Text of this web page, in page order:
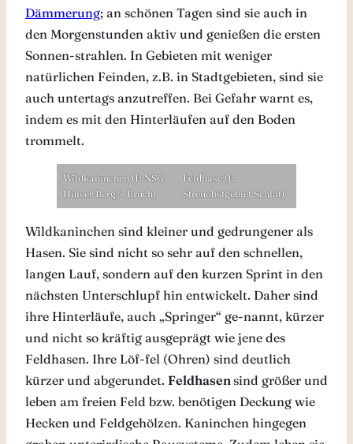
Dämmerung; an schönen Tagen sind sie auch in
den Morgenstunden aktiv und genießen die ersten
Sonnen-strahlen. In Gebieten mit weniger
natürlichen Feinden, z.B. in Stadtgebieten, sind sie
auch untertags anzutreffen. Bei Gefahr warnt es,
indem es mit den Hinterläufen auf den Boden
trommelt.
Wildkaninchen (F: NSG
Hülser Berg/- Bruch)
Feldhase (F:
Streuobstgebiet Schlat)
Wildkaninchen sind kleiner und gedrungener als
Hasen. Sie sind nicht so sehr auf den schnellen,
langen Lauf, sondern auf den kurzen Sprint in den
nächsten Unterschlupf hin entwickelt. Daher sind
ihre Hinterläufe, auch „Springer“ ge-nannt, kürzer
und nicht so kräftig ausgeprägt wie jene des
Feldhasen. Ihre Löf-fel (Ohren) sind deutlich
kürzer und abgerundet. Feldhasensind größer und
leben am freien Feld bzw. benötigen Deckung wie
Hecken und Feldgehölzen. Kaninchen hingegen